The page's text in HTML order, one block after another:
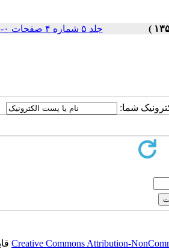
جلد ۵ شماره ۴ صفحات ۰-۰
شما:
Creative Commons Attribution-